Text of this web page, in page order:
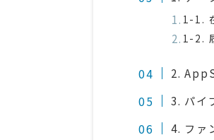
1-1.
1-2.
2.
3. パイ
4. ファ